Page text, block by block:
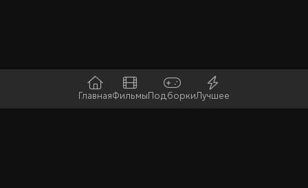
ГлавнаяФильмыПодборкиЛучшее